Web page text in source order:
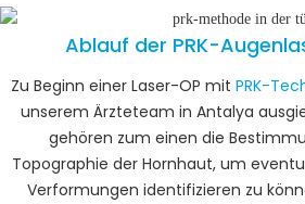
Ablauf der PRK-
Zu Beginn einer Laser-OP mit PRK-
unserem Ärzteteam in Antalya
gehören zum einen die
Topographie der Hornhaut, um
Verformungen identifizieren zu